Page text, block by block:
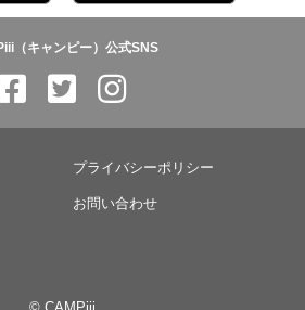
（キャンピー）公式SNS
プライバシーポリシー
お問い合わせ